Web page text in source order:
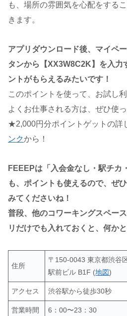
も、場所の雰囲気を心配をする
きます。
アプリダウンロード後、マイペ
タンから【XX3W8C2K】を入力
ントがもらえるみたいです！
このポイントを使って、お試し
よくお仕事される方は、ぜひ使
★2,000円分ポイントゲットの詳
ンクから！
FEEEPは「入会金なし・駅チカ
も、ポイントも使えるので、ぜ
みてくださいね！
普段、他のコワーキングスペー
リだけでも入れておくと、何か
住所
〒150-0043 東京都渋谷
駅前ビル B1F (地図)
アクセス 渋谷駅から徒歩30秒
営業時間 6：00〜23：30